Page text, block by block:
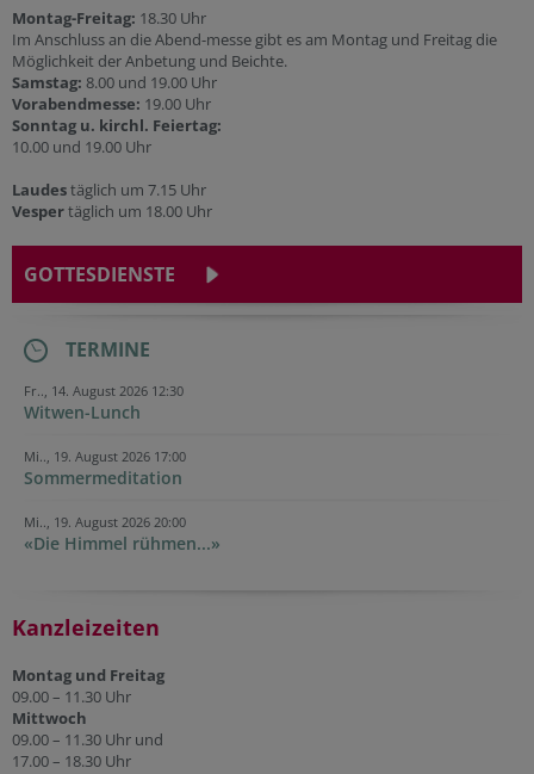
Montag-Freitag: 18.30 Uhr
Im Anschluss an die Abend-messe gibt es am Montag und Freitag die
Möglichkeit der Anbetung und Beichte.
Samstag: 8.00 und 19.00 Uhr
Vorabendmesse: 19.00 Uhr
Sonntag u. kirchl. Feiertag:
10.00 und 19.00 Uhr
Laudestäglich um 7.15 Uhr
Vespertäglich um 18.00 Uhr
GOTTESDIENSTE
TERMINE
Fr.., 14. August 2026 12:30
Witwen-Lunch
Mi.., 19. August 2026 17:00
Sommermeditation
Mi.., 19. August 2026 20:00
«Die Himmel rühmen...»
Kanzleizeiten
Montag und Freitag
09.00 – 11.30 Uhr
Mittwoch
09.00 – 11.30 Uhr und
17.00 – 18.30 Uhr